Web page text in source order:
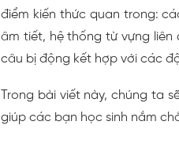
điểm kiến thức quan trong:
âm tiết, hệ thống từ vựng
câu bị động kết hợp với các
Trong bài viết này, chúng ta
giúp các bạn học sinh nắm